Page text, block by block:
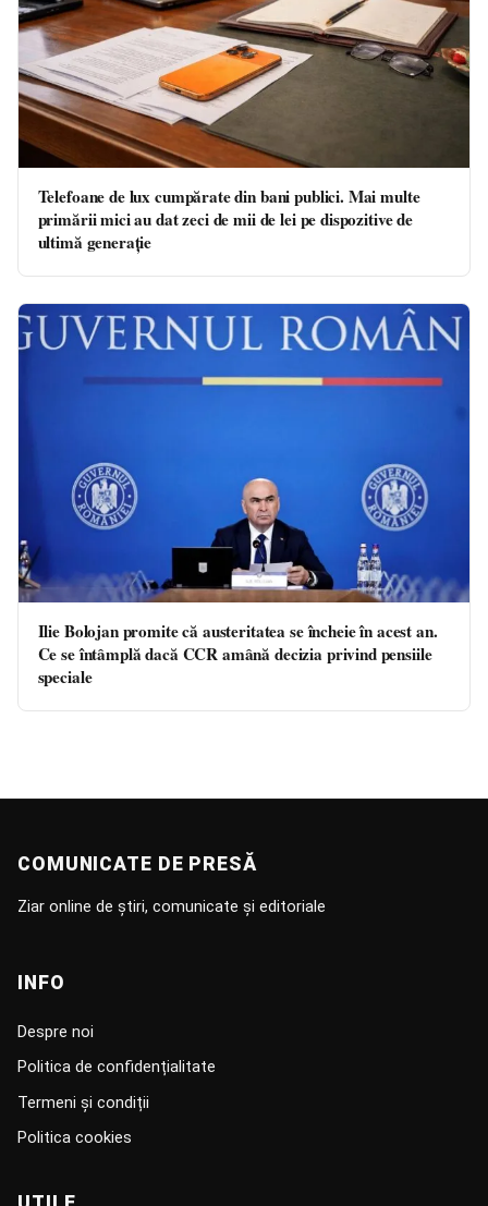
Telefoane de lux cumpărate din bani publici. Mai multe
primării mici au dat zeci de mii de lei pe dispozitive de
ultimă generație
Ilie Bolojan promite că austeritatea se încheie în acest an.
Ce se întâmplă dacă CCR amână decizia privind pensiile
speciale
COMUNICATE DE PRESĂ
Ziar online de știri, comunicate și editoriale
INFO
Despre noi
Politica de confidențialitate
Termeni și condiții
Politica cookies